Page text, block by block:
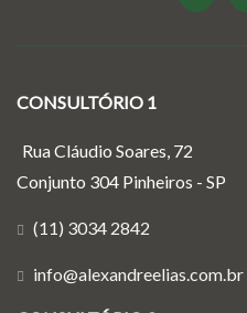
CONSULTÓRIO 1
Rua Cláudio Soares, 72
Conjunto 304 Pinheiros - SP
(11) 3034 2842
info@alexandreelias.com.br